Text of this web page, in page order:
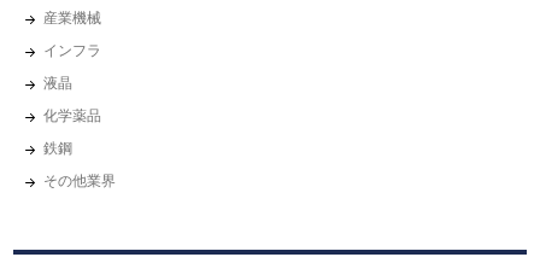
産業機械
インフラ
液晶
化学薬品
鉄鋼
その他業界